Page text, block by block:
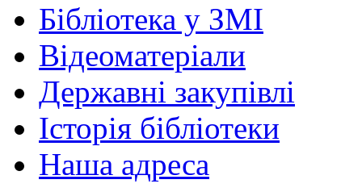
Бібліотека у ЗМІ
Відеоматеріали
Державні закупівлі
Історія бібліотеки
Наша адреса